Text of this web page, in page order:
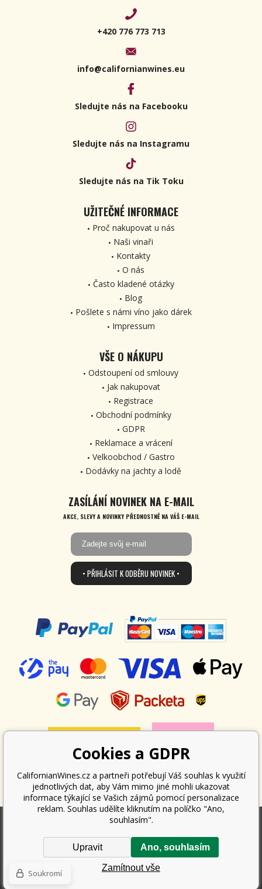
+420 776 773 713
info@californianwines.eu
Sledujte nás na Facebooku
Sledujte nás na Instagramu
Sledujte nás na Tik Toku
UŽITEČNÉ INFORMACE
Proč nakupovat u nás
Naši vinaři
Kontakty
O nás
Často kladené otázky
Blog
Pošlete s námi víno jako dárek
Impressum
VŠE O NÁKUPU
Odstoupení od smlouvy
Jak nakupovat
Registrace
Obchodní podmínky
GDPR
Reklamace a vrácení
Velkoobchod / Gastro
Dodávky na jachty a lodě
ZASÍLÁNÍ NOVINEK NA E-MAIL
AKCE, SLEVY A NOVINKY PŘEDNOSTNĚ NA VÁŠ E-MAIL
• PŘIHLÁSIT K ODBĚRU NOVINEK •
Podle zákona o evidenci tržeb je prodávající povinen vystavit kupujícímu
účtenku. Zároveň je povinen zaevidovat přijatou tržbu u správce daně
online; v případě technického výpadku pak nejpozději do 48 hodin.
Copyright ©
Californian Wines Export s.r.o.
vyhrazena.
Cookies a GDPR
CalifornianWines.cz a partneři potřebují Váš souhlas k využití
jednotlivých dat, aby Vám mimo jiné mohli ukazovat
informace týkající se Vašich zájmů pomocí personalizace
reklam. Souhlas udělíte kliknutím na políčko "Ano,
souhlasím".
Zamítnout vše
Ano, souhlasím
Upravit
Soukromí